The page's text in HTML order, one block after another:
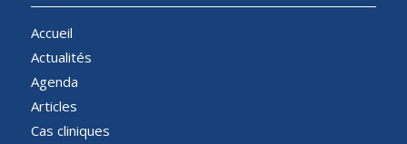
Accueil
Actualités
Agenda
Articles
Cas cliniques